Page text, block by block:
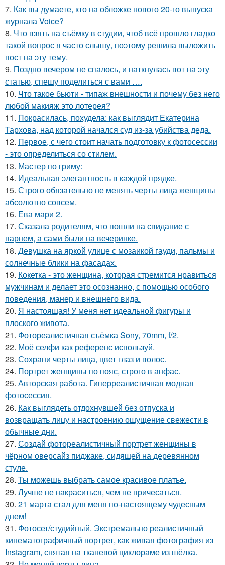
7. Как вы думаете, кто на обложке нового 20-го выпуска
журнала Voice?
8. Что взять на съёмку в студии, чтоб всё прошло гладко
такой вопрос я часто слышу, поэтому решила выложить
пост на эту тему.
9. Поздно вечером не спалось, и наткнулась вот на эту
статью, спешу поделиться с вами ….
10. Что такое бьюти - типаж внешности и почему без него
любой макияж это лотерея?
11. Покрасилась, похудела: как выглядит Екатерина
Тархова, над которой начался суд из-за убийства деда.
12. Первое, с чего стоит начать подготовку к фотосессии
- это определиться со стилем.
13. Мастер по гриму:
14. Идеальная элегантность в каждой прядке.
15. Строго обязательно не менять черты лица женщины
абсолютно совсем.
16. Ева мари 2.
17. Сказала родителям, что пошли на свидание с
парнем, а сами были на вечеринке.
18. Девушка на яркой улице с мозаикой гауди, пальмы и
солнечные блики на фасадах.
19. Кокетка - это женщина, которая стремится нравиться
мужчинам и делает это осознанно, с помощью особого
поведения, манер и внешнего вида.
20. Я настоящая! У меня нет идеальной фигуры и
плоского живота.
21. Фотореалистичная съёмка Sony, 70mm, f/2.
22. Моё селфи как референс используй.
23. Сохрани черты лица, цвет глаз и волос.
24. Портрет женщины по пояс, строго в анфас.
25. Авторская работа. Гиперреалистичная модная
фотосессия.
26. Как выглядеть отдохнувшей без отпуска и
возвращать лицу и настроению ощущение свежести в
обычные дни.
27. Создай фотореалистичный портрет женщины в
чёрном оверсайз пиджаке, сидящей на деревянном
стуле.
28. Ты можешь выбрать самое красивое платье.
29. Лучше не накраситься, чем не причесаться.
30. 21 марта стал для меня по-настоящему чудесным
днем!
31. Фотосет/студийный. Экстремально реалистичный
кинематографичный портрет, как живая фотография из
Instagram, снятая на тканевой циклораме из шёлка.